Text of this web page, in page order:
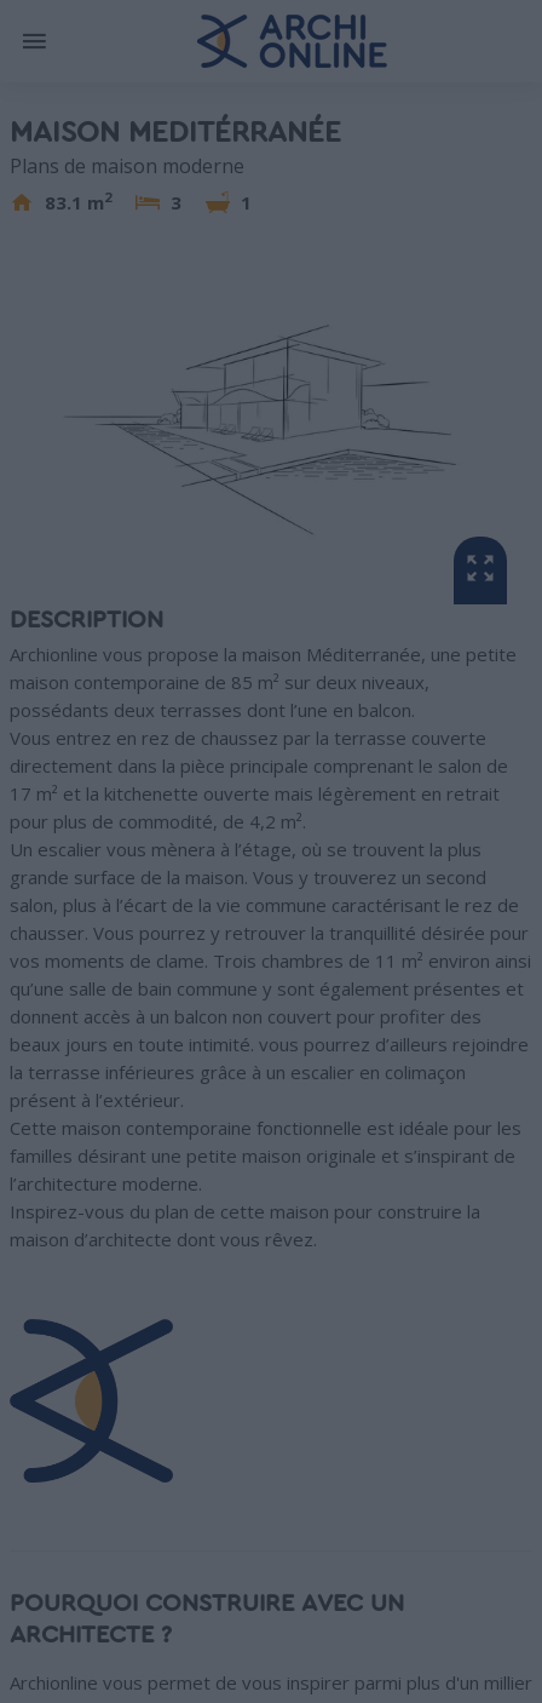
MAISON MEDITÉRRANÉE
Plans de maison moderne
83.1 m2 3 1
DESCRIPTION
Archionline vous propose la maison Méditerranée, une petite
maison contemporaine de 85 m² sur deux niveaux,
possédants deux terrasses dont l’une en balcon.
Vous entrez en rez de chaussez par la terrasse couverte
directement dans la pièce principale comprenant le salon de
17 m² et la kitchenette ouverte mais légèrement en retrait
pour plus de commodité, de 4,2 m².
Un escalier vous mènera à l’étage, où se trouvent la plus
grande surface de la maison. Vous y trouverez un second
salon, plus à l’écart de la vie commune caractérisant le rez de
chausser. Vous pourrez y retrouver la tranquillité désirée pour
vos moments de clame. Trois chambres de 11 m² environ ainsi
qu’une salle de bain commune y sont également présentes et
donnent accès à un balcon non couvert pour profiter des
beaux jours en toute intimité. vous pourrez d’ailleurs rejoindre
la terrasse inférieures grâce à un escalier en colimaçon
présent à l’extérieur.
Cette maison contemporaine fonctionnelle est idéale pour les
familles désirant une petite maison originale et s’inspirant de
l’architecture moderne.
Inspirez-vous du plan de cette maison pour construire la
maison d’architecte dont vous rêvez.
POURQUOI CONSTRUIRE AVEC UN
ARCHITECTE ?
Archionline vous permet de vous inspirer parmi plus d'un millier